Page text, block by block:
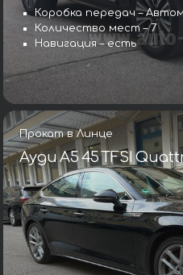
Коробка передач –
Количество мест – 7
Навигация – есть
Прокат в Линце
Ауди A5 45 TFSI